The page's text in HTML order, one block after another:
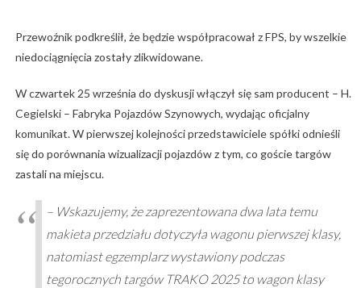
Przewoźnik podkreślił, że będzie współpracował z FPS, by wszelkie
niedociągnięcia zostały zlikwidowane.
W czwartek 25 września do dyskusji włączył się sam producent – H.
Cegielski – Fabryka Pojazdów Szynowych, wydając oficjalny
komunikat. W pierwszej kolejności przedstawiciele spółki odnieśli
się do porównania wizualizacji pojazdów z tym, co goście targów
zastali na miejscu.
– Wskazujemy, że zaprezentowana dwa lata temu
makieta przedziału dotyczyła wagonu pierwszej klasy,
natomiast egzemplarz wystawiony podczas
tegorocznych targów TRAKO 2025 to wagon klasy